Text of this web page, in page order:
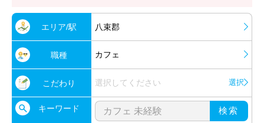
エリア/駅 八束郡
職種 カフェ
こだわり 選択してください 選択
キーワード 検索